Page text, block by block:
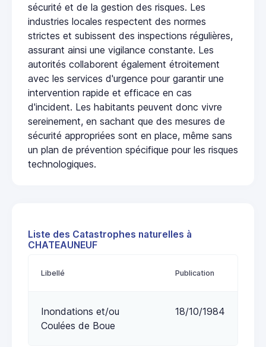
sécurité et de la gestion des risques. Les
industries locales respectent des normes
strictes et subissent des inspections régulières,
assurant ainsi une vigilance constante. Les
autorités collaborent également étroitement
avec les services d'urgence pour garantir une
intervention rapide et efficace en cas
d'incident. Les habitants peuvent donc vivre
sereinement, en sachant que des mesures de
sécurité appropriées sont en place, même sans
un plan de prévention spécifique pour les risques
technologiques.
Liste des Catastrophes naturelles à
CHATEAUNEUF
Libellé Publication
Inondations et/ou
Coulées de Boue
18/10/1984